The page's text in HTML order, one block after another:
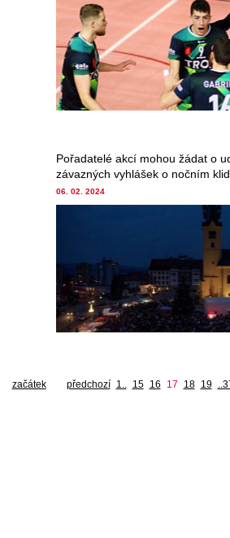
Pořadatelé akcí mohou žádat o
závazných vyhlášek o nočním
06. 02. 2024
začátek předchozí 1.. 15 16 17 18 19